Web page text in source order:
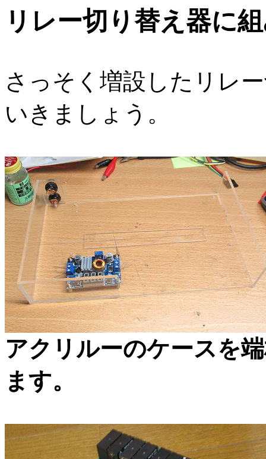
リレー切り替え器に
さっそく増設したリレ
いきましょう。
アクリルーのケースを
ます。